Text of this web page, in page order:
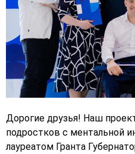
Дорогие друзья! Наш
подростков с ментальной
лауреатом Гранта